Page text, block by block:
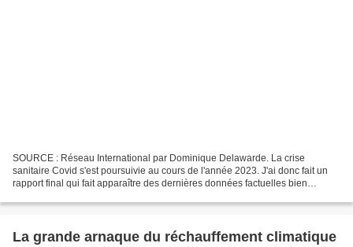
SOURCE : Réseau International par Dominique Delawarde. La crise
sanitaire Covid s'est poursuivie au cours de l'année 2023. J'ai donc fait un
rapport final qui fait apparaître des dernières données factuelles bien
La grande arnaque du réchauffement climatique